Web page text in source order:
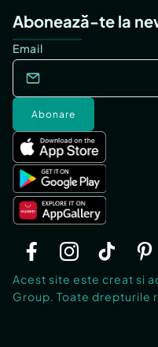
Abonează-te la
Email
Abonare
Acest site este creat si
Group. Toate drepturile